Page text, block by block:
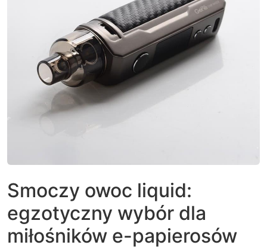
Smoczy owoc liquid:
egzotyczny wybór dla
miłośników e-papierosów